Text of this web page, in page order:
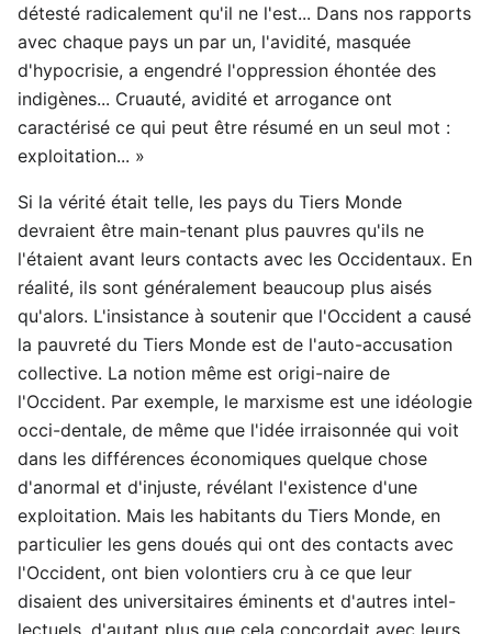
détesté radicalement qu'il ne l'est... Dans nos rapports
avec chaque pays un par un, l'avidité, masquée
d'hypocrisie, a engendré l'oppression éhontée des
indigènes... Cruauté, avidité et arrogance ont
caractérisé ce qui peut être résumé en un seul mot :
exploitation... »
Si la vérité était telle, les pays du Tiers Monde
devraient être main-tenant plus pauvres qu'ils ne
l'étaient avant leurs contacts avec les Occidentaux. En
réalité, ils sont généralement beaucoup plus aisés
qu'alors. L'insistance à soutenir que l'Occident a causé
la pauvreté du Tiers Monde est de l'auto-accusation
collective. La notion même est origi-naire de
l'Occident. Par exemple, le marxisme est une idéologie
occi-dentale, de même que l'idée irraisonnée qui voit
dans les différences économiques quelque chose
d'anormal et d'injuste, révélant l'existence d'une
exploitation. Mais les habitants du Tiers Monde, en
particulier les gens doués qui ont des contacts avec
l'Occident, ont bien volontiers cru à ce que leur
disaient des universitaires éminents et d'autres intel-
lectuels, d'autant plus que cela concordait avec leurs